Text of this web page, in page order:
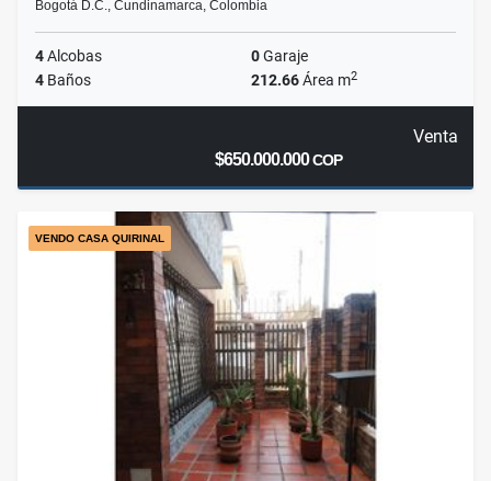
Bogotá D.C., Cundinamarca, Colombia
4Alcobas 0Garaje
4 Baños 212.66Área m2
Venta
$650.000.000COP
VENDO CASA QUIRINAL